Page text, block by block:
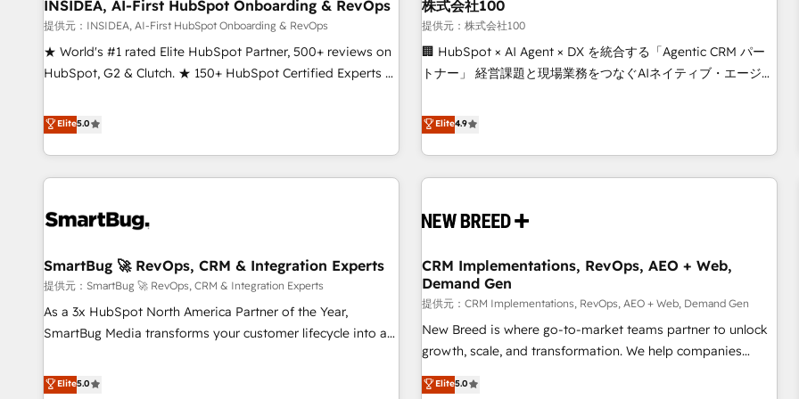
INSIDEA, AI-First HubSpot Onboarding & RevOps
提供元：INSIDEA, AI-First HubSpot Onboarding & RevOps
★ World's #1 rated Elite HubSpot Partner, 500+ reviews on
HubSpot, G2 & Clutch. ★ 150+ HubSpot Certified Experts &
five continents ★ AI-First, RevOps-led, Onboarding
obsessed ★ Company of the Year 2024/25 INSIDEA helps
growing companies turn HubSpot into a revenue engine.
We onboard your team, migrate your data, and build AI-
your time zone. What we do ➤ Onboarding: Live in weeks,
➤ Migration: Move from any legacy CRM. Zero downtime,
full data integrity. ➤ Implementation: Configure HubSpot to
run your revenue process. Sales, marketing, and service
wired together. ➤ AI and Integrations: Layer Breeze AI,
Ongoing Management: Monthly tune-ups, feature rollouts,
adoption coaching. Buying HubSpot, switching to it, or
Elite5.0
株式会社100
提供元：株式会社100
🏢 HubSpot × AI Agent × DX を統合する「Agentic CRM パー
トナー」 経営課題と現場業務をつなぐAIネイティブ・エージェ
再設計します。 💡 100inc は何をする会社か？ HubSpotを共
通基盤に、AIエージェントを組み込んだ顧客フロント業務（マ
ーケティング・営業・CS）を組織全体で設計・実装する日本の
AIネイティブ・エージェンシーです。事業部・グループ会社・
CRMを軸とした全社共通基盤に再構築します。意思決定者・
顧客データの一元化から、GTMの見える化・自動化まで。全
Hub統合運用、データ品質設計、グループ横断のCRM統合に対
応します。 2️⃣ AIエージェント組織構築 営業・マーケティング
業務の一部をAIが自律実行する組織への移行を設計・実装。
Breeze・Claude等をHubSpotと連携させ、役割定義・運用ル
ール・成果指標まで含めて設計します。 3️⃣ 全社DX × AI推進の
PMO伴走支援 複数部門をまたぐDX×AI変革を、構想から実装・
Elite4.9
SmartBug 🚀 RevOps, CRM & Integration Experts
提供元：SmartBug 🚀 RevOps, CRM & Integration Experts
As a 3x HubSpot North America Partner of the Year,
SmartBug Media transforms your customer lifecycle into a
divisions Globalia (AI & Software) and Point Success Media
Elite5.0
CRM Implementations, RevOps, AEO + Web,
Demand Gen
提供元：CRM Implementations, RevOps, AEO + Web, Demand Gen
New Breed is where go-to-market teams partner to unlock
growth, scale, and transformation. We help companies
activate HubSpot’s AI-powered customer platform and
operationalize HubSpot’s Loop Marketing framework
Elite5.0